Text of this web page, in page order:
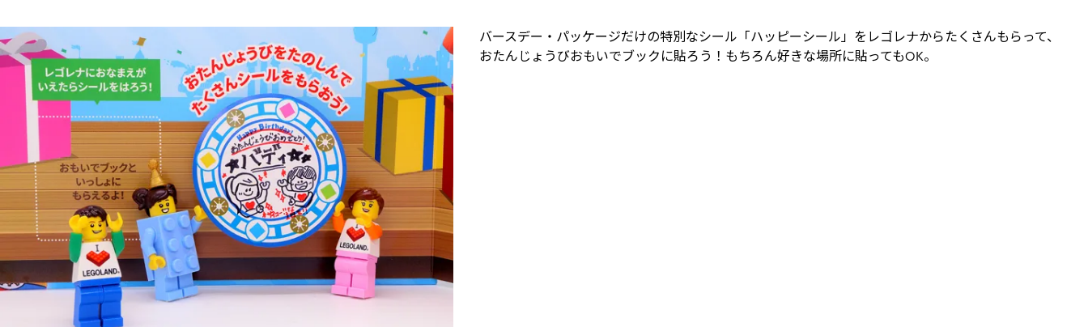
バースデー・パッケージだけの特別なシール「ハッピーシール」をレゴレナからたくさんもらって、
おたんじょうびおもいでブックに貼ろう！もちろん好きな場所に貼ってもOK。